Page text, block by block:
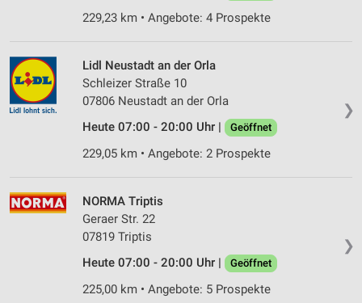
229,23 km • Angebote: 4 Prospekte
❯
Lidl Neustadt an der Orla
Schleizer Straße 10
07806 Neustadt an der Orla
Heute 07:00 - 20:00 Uhr |
Geöffnet
229,05 km • Angebote: 2 Prospekte
❯
NORMA Triptis
Geraer Str. 22
07819 Triptis
Heute 07:00 - 20:00 Uhr |
Geöffnet
225,00 km • Angebote: 5 Prospekte